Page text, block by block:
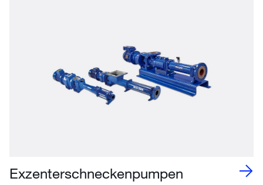
Exzenterschneckenpumpen